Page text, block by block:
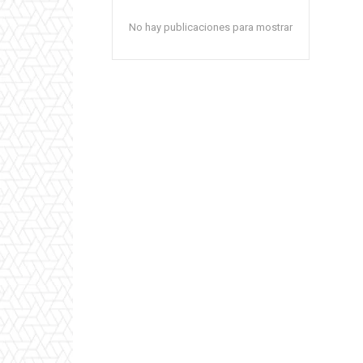
No hay publicaciones para mostrar